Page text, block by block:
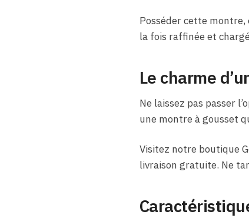
Posséder cette montre,
la fois raffinée et
Le charme
Ne laissez pas passer
une montre à gousset
Visitez notre boutique
livraison gratuite. Ne